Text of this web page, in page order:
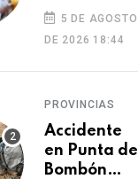
elevan
tensión
diplomática
tras retiro
embajadora
en
Washington
5 DE AGOSTO
DE 2026 18:44
PROVINCIAS
Accidente
en Punta de
Bombón